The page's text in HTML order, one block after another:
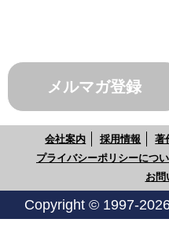
メルマガ登録
会社案内 採用情報 著
プライバシーポリシーにつ
お問
Copyright © 1997-